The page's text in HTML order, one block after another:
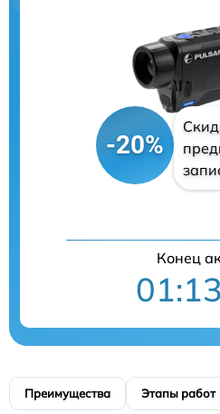
-20%
Конец
Преимущества Этапы работ